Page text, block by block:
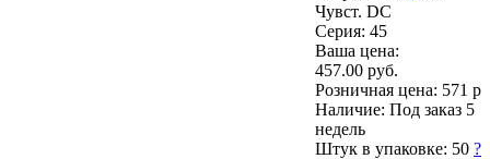
Чувст. DC
Серия: 45
Ваша цена:
457.00 руб.
Розничная цена: 571 р
Наличие: Под заказ 5
недель
Штук в упаковке: 50 ?